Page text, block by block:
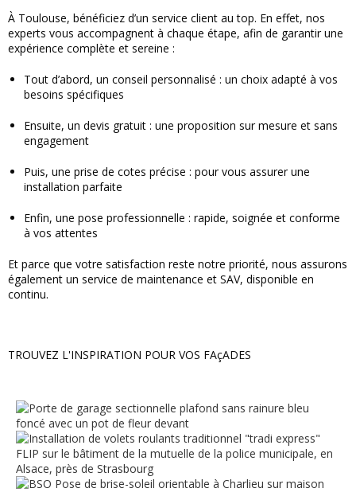
À Toulouse, bénéficiez d’un service client au top. En effet, nos
experts vous accompagnent à chaque étape, afin de garantir une
expérience complète et sereine :
Tout d’abord, un conseil personnalisé : un choix adapté à vos
besoins spécifiques
Ensuite, un devis gratuit : une proposition sur mesure et sans
engagement
Puis, une prise de cotes précise : pour vous assurer une
installation parfaite
Enfin, une pose professionnelle : rapide, soignée et conforme
à vos attentes
Et parce que votre satisfaction reste notre priorité, nous assurons
également un service de maintenance et SAV, disponible en
continu.
TROUVEZ L'INSPIRATION POUR VOS FAçADES